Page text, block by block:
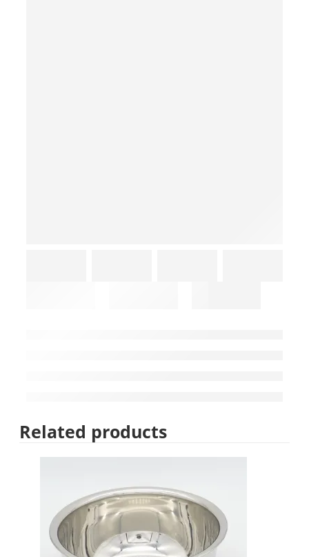
Related products